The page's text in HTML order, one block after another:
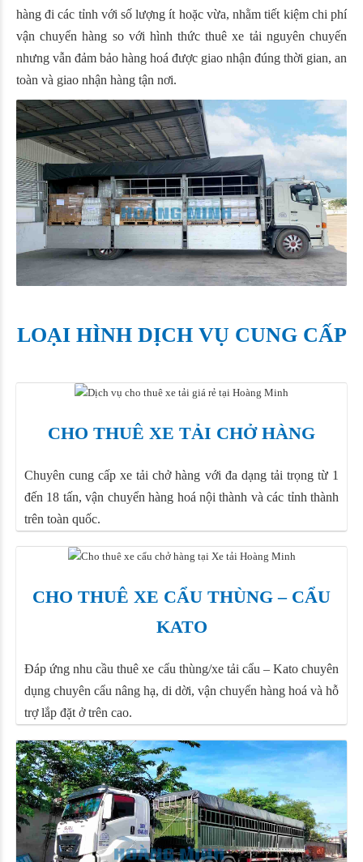
hàng đi các tỉnh với số lượng ít hoặc vừa, nhằm tiết kiệm chi phí
vận chuyển hàng so với hình thức thuê xe tải nguyên chuyến
nhưng vẫn đảm bảo hàng hoá được giao nhận đúng thời gian, an
toàn và giao nhận hàng tận nơi.
LOẠI HÌNH DỊCH VỤ CUNG CẤP
CHO THUÊ XE TẢI CHỞ HÀNG
Chuyên cung cấp xe tải chở hàng với đa dạng tải trọng từ 1
đến 18 tấn, vận chuyển hàng hoá nội thành và các tỉnh thành
trên toàn quốc.
CHO THUÊ XE CẨU THÙNG – CẨU
KATO
Đáp ứng nhu cầu thuê xe cẩu thùng/xe tải cẩu – Kato chuyên
dụng chuyên cẩu nâng hạ, di dời, vận chuyển hàng hoá và hỗ
trợ lắp đặt ở trên cao.